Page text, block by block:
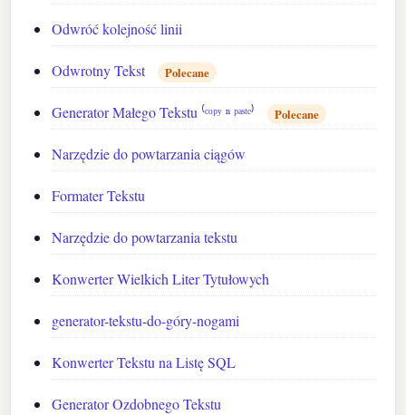
Odwróć kolejność linii
Odwrotny Tekst Polecane
Generator Małego Tekstu ⁽ᶜᵒᵖʸ ⁿ ᵖᵃˢᵗᵉ⁾ Polecane
Narzędzie do powtarzania ciągów
Formater Tekstu
Narzędzie do powtarzania tekstu
Konwerter Wielkich Liter Tytułowych
generator-tekstu-do-góry-nogami
Konwerter Tekstu na Listę SQL
Generator Ozdobnego Tekstu